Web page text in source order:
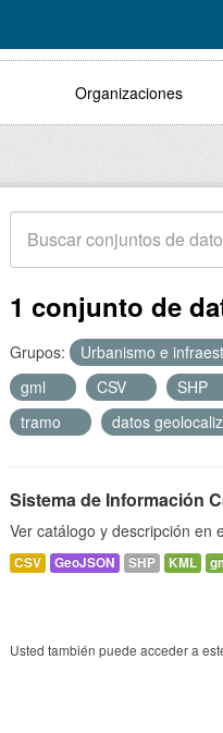
Organizaciones
1 conjunto de
Grupos: Urbanismo e
gml
CSV SHP
tramo
datos
Sistema de Información
Ver catálogo y descripción en
CSV GeoJSON SHP KML
Usted también puede acceder a